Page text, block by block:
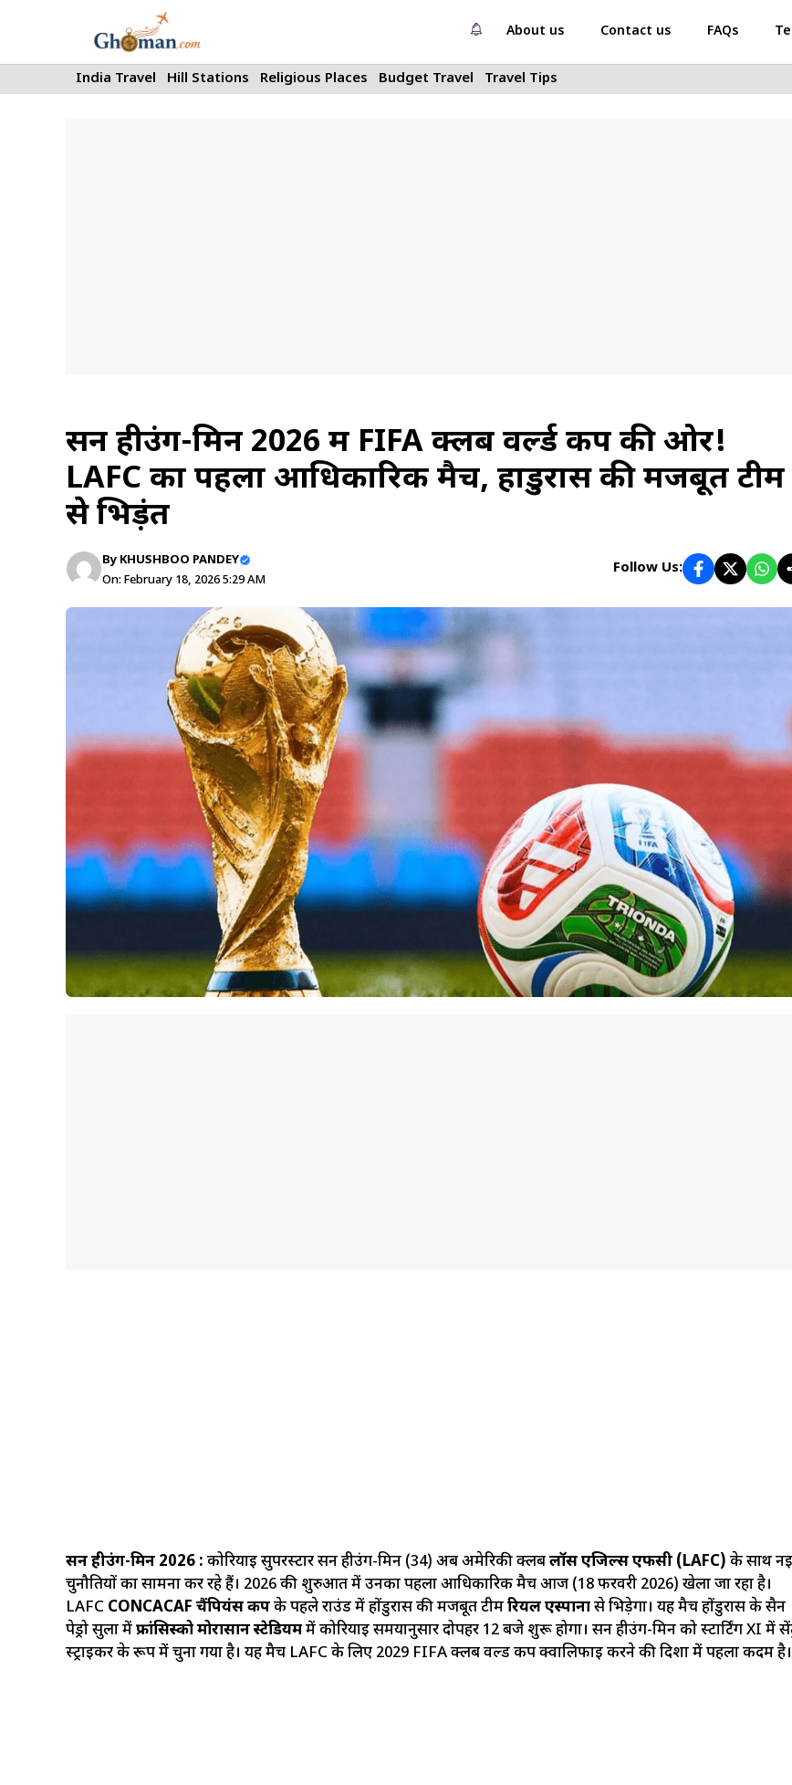
About us Contact us FAQs
India Travel Hill Stations Religious Places Budget Travel Travel Tips
सन हीउंग-मिन 2026 में FIFA क्लब वर्ल्ड कप की ओर!
LAFC का पहला आधिकारिक मैच, होंडुरास की मजबूत टीम
से भिड़ंत
By KHUSHBOO PANDEY
On: February 18, 2026 5:29 AM
Follow Us:
सन हीउंग-मिन 2026 : कोरियाई सुपरस्टार सन हीउंग-मिन (34) अब अमेरिकी क्लबलॉस एंजिल्स एफसी (LAFC) के साथ नई
चुनौतियों का सामना कर रहे हैं। 2026 की शुरुआत में उनका पहला आधिकारिक मैच आज (18 फरवरी 2026) खेला जा रहा है।
LAFC CONCACAF चैंपियंस कपके पहले राउंड में होंडुरास की मजबूत टीमरियल एस्पानासे भिड़ेगा। यह मैच होंडुरास के सैन
पेड्रो सुला मेंफ्रांसिस्को मोरासान स्टेडियममें कोरियाई समयानुसार दोपहर 12 बजे शुरू होगा। सन हीउंग-मिन को स्टार्टिंग XI में
स्ट्राइकर के रूप में चुना गया है। यह मैच LAFC के लिए 2029 FIFA क्लब वर्ल्ड कप क्वालिफाई करने की दिशा में पहला कदम है।